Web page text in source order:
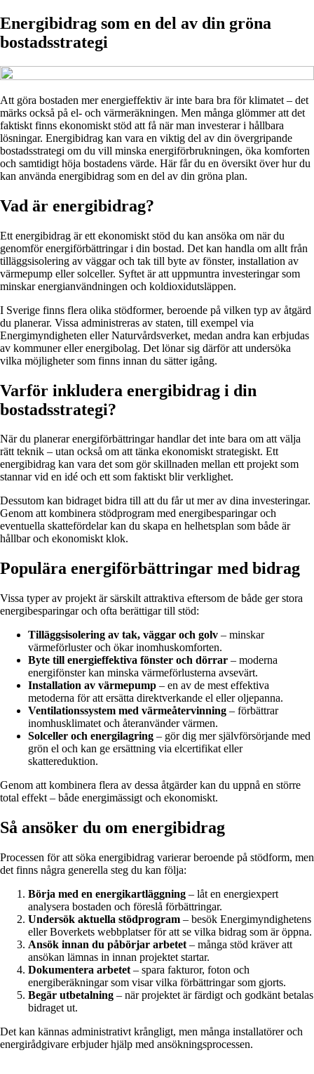
Energibidrag som en del av din gröna
bostadsstrategi
Att göra bostaden mer energieffektiv är inte bara bra för klimatet – det
märks också på el- och värmeräkningen. Men många glömmer att det
faktiskt finns ekonomiskt stöd att få när man investerar i hållbara
lösningar. Energibidrag kan vara en viktig del av din övergripande
bostadsstrategi om du vill minska energiförbrukningen, öka komforten
och samtidigt höja bostadens värde. Här får du en översikt över hur du
kan använda energibidrag som en del av din gröna plan.
Vad är energibidrag?
Ett energibidrag är ett ekonomiskt stöd du kan ansöka om när du
genomför energiförbättringar i din bostad. Det kan handla om allt från
tilläggsisolering av väggar och tak till byte av fönster, installation av
värmepump eller solceller. Syftet är att uppmuntra investeringar som
minskar energianvändningen och koldioxidutsläppen.
I Sverige finns flera olika stödformer, beroende på vilken typ av åtgärd
du planerar. Vissa administreras av staten, till exempel via
Energimyndigheten eller Naturvårdsverket, medan andra kan erbjudas
av kommuner eller energibolag. Det lönar sig därför att undersöka
vilka möjligheter som finns innan du sätter igång.
Varför inkludera energibidrag i din
bostadsstrategi?
När du planerar energiförbättringar handlar det inte bara om att välja
rätt teknik – utan också om att tänka ekonomiskt strategiskt. Ett
energibidrag kan vara det som gör skillnaden mellan ett projekt som
stannar vid en idé och ett som faktiskt blir verklighet.
Dessutom kan bidraget bidra till att du får ut mer av dina investeringar.
Genom att kombinera stödprogram med energibesparingar och
eventuella skattefördelar kan du skapa en helhetsplan som både är
hållbar och ekonomiskt klok.
Populära energiförbättringar med bidrag
Vissa typer av projekt är särskilt attraktiva eftersom de både ger stora
energibesparingar och ofta berättigar till stöd:
Tilläggsisolering av tak, väggar och golv – minskar
värmeförluster och ökar inomhuskomforten.
Byte till energieffektiva fönster och dörrar – moderna
energifönster kan minska värmeförlusterna avsevärt.
Installation av värmepump – en av de mest effektiva
metoderna för att ersätta direktverkande el eller oljepanna.
Ventilationssystem med värmeåtervinning – förbättrar
inomhusklimatet och återanvänder värmen.
Solceller och energilagring – gör dig mer självförsörjande med
grön el och kan ge ersättning via elcertifikat eller
skattereduktion.
Genom att kombinera flera av dessa åtgärder kan du uppnå en större
total effekt – både energimässigt och ekonomiskt.
Så ansöker du om energibidrag
Processen för att söka energibidrag varierar beroende på stödform, men
det finns några generella steg du kan följa:
Börja med en energikartläggning – låt en energiexpert
analysera bostaden och föreslå förbättringar.
Undersök aktuella stödprogram – besök Energimyndighetens
eller Boverkets webbplatser för att se vilka bidrag som är öppna.
Ansök innan du påbörjar arbetet – många stöd kräver att
ansökan lämnas in innan projektet startar.
Dokumentera arbetet – spara fakturor, foton och
energiberäkningar som visar vilka förbättringar som gjorts.
Begär utbetalning – när projektet är färdigt och godkänt betalas
bidraget ut.
Det kan kännas administrativt krångligt, men många installatörer och
energirådgivare erbjuder hjälp med ansökningsprocessen.